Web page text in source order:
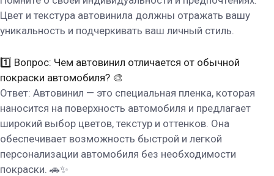
Цвет и текстура автовинила должны отражать вашу
уникальность и подчеркивать ваш личный стиль.
1️⃣ Вопрос: Чем автовинил отличается от обычной
покраски автомобиля? 🎨
Ответ: Автовинил — это специальная пленка, которая
наносится на поверхность автомобиля и предлагает
широкий выбор цветов, текстур и оттенков. Она
обеспечивает возможность быстрой и легкой
персонализации автомобиля без необходимости
покраски. 🚗✨